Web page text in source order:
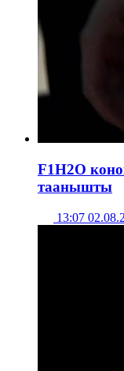
F1H2O
таанышты
13:07